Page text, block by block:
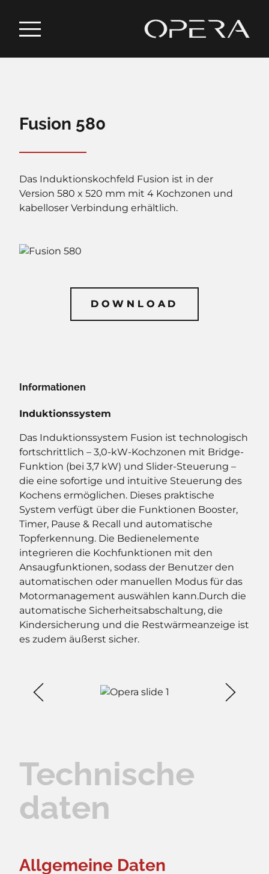
DOWNLOAD
DOWNLOAD
Fusion 580
Das Induktionskochfeld Fusion ist in der
Version 580 x 520 mm mit 4 Kochzonen und
kabelloser Verbindung erhältlich.
Informationen
Induktionssystem
Das Induktionssystem Fusion ist technologisch
fortschrittlich – 3,0-kW-Kochzonen mit Bridge-
Funktion (bei 3,7 kW) und Slider-Steuerung –
die eine sofortige und intuitive Steuerung des
Kochens ermöglichen. Dieses praktische
System verfügt über die Funktionen Booster,
Timer, Pause & Recall und automatische
Topferkennung. Die Bedienelemente
integrieren die Kochfunktionen mit den
Ansaugfunktionen, sodass der Benutzer den
automatischen oder manuellen Modus für das
Motormanagement auswählen kann.Durch die
automatische Sicherheitsabschaltung, die
Kindersicherung und die Restwärmeanzeige ist
es zudem äußerst sicher.
Technische
daten
Allgemeine Daten